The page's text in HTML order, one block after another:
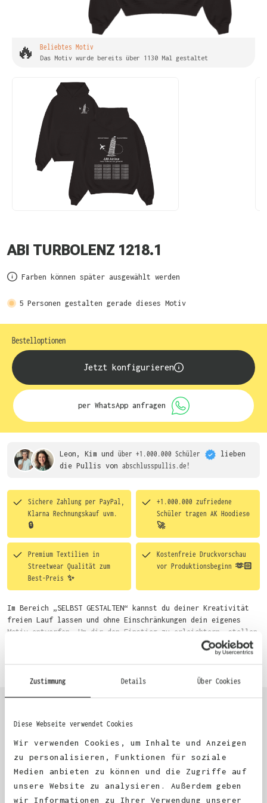
Zustimmung Details Über Cookies
Diese Webseite verwendet Cookies
Wir verwenden Cookies, um Inhalte und Anzeigen
zu personalisieren, Funktionen für soziale
Medien anbieten zu können und die Zugriffe auf
unsere Website zu analysieren. Außerdem geben
wir Informationen zu Ihrer Verwendung unserer
🔥 Beliebtes Motiv
Das Motiv wurde bereits über 1130 Mal gestaltet
ABI TURBOLENZ 1218.1
Farben können später ausgewählt werden
5 Personen gestalten gerade dieses Motiv
Bestelloptionen
Jetzt konfigurieren
per WhatsApp anfragen
Leon, Kim und über +1.000.000 Schüler
lieben
die Pullis von abschlusspullis.de!
Sichere Zahlung per PayPal,
Klarna Rechnungskauf uvm.
🔒
+1.000.000 zufriedene
Schüler tragen AK Hoodies®
🚀
Premium Textilien in
Streetwear Qualität zum
Best-Preis ✨
Kostenfreie Druckvorschau
vor Produktionsbeginn 🫶🏻
Im Bereich „SELBST GESTALTEN“ kannst du deiner Kreativität
freien Lauf lassen und ohne Einschränkungen dein eigenes
Motiv entwerfen. Um dir den Einstieg zu erleichtern, stellen
wir eine von unseren Designern vorgefertigte Vorlage bereit.
Wähle einfach deine Wunsch-Produkte auf dieser Seite aus und
du auch bequem über das Bestellformular, per E-Mail oder
KUNDEN FEEDBACK 🫶
Excellent